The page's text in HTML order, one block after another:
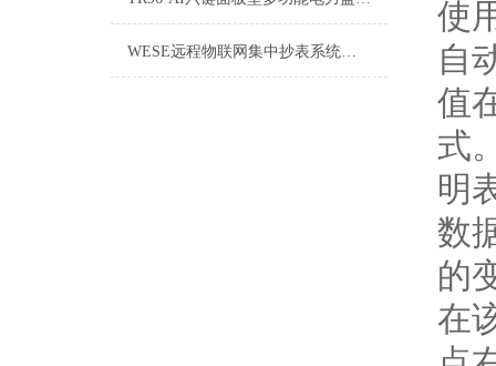
WESE远程物联网集中抄表系统：智能化能源管理的新篇章
使
自
值
式
明
数
的
在